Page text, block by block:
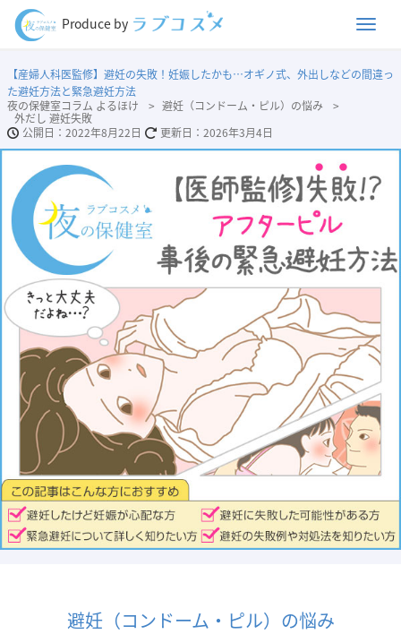
Produce by
【産婦人科医監修】避妊の失敗！妊娠したかも…オギノ式、外出しなどの間違っ
た避妊方法と緊急避妊方法
夜の保健室コラム よるほけ
避妊（コンドーム・ピル）の悩み
外だし 避妊失敗
2022年8月22日
2026年3月4日
避妊（コンドーム・ピル）の悩み